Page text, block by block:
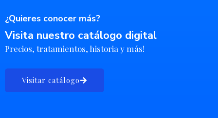
¿Quieres conocer más?
Visita nuestro catálogo digital
Precios, tratamientos, historia y más!
Visitar catálogo